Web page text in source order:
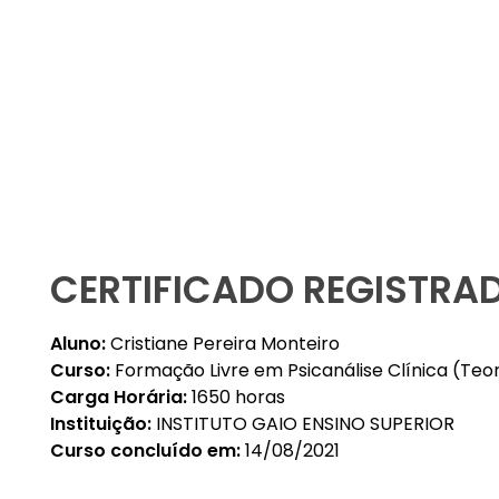
CERTIFICADO
Aluno:Cristiane Pereira Monteiro
Curso: Formação Livre em Psicanálise Clínica
Carga Horária:1650 horas
Instituição: INSTITUTO GAIO ENSINO SUPERIOR
Curso concluído em:14/08/2021